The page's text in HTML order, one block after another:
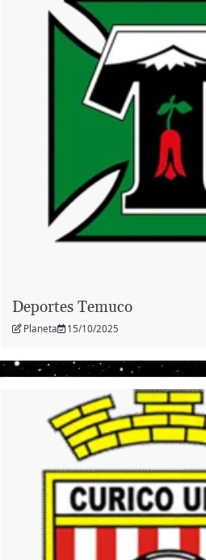
Deportes Temuco
Planeta 15/10/2025